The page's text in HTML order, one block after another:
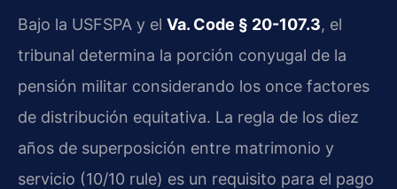
Bajo la USFSPA y el Va. Code § 20-107.3, el
tribunal determina la porción conyugal de la
pensión militar considerando los once factores
de distribución equitativa. La regla de los diez
años de superposición entre matrimonio y
servicio (10/10 rule) es un requisito para el pago